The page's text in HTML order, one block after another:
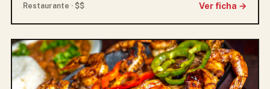
Restaurante · $$ Ver ficha →